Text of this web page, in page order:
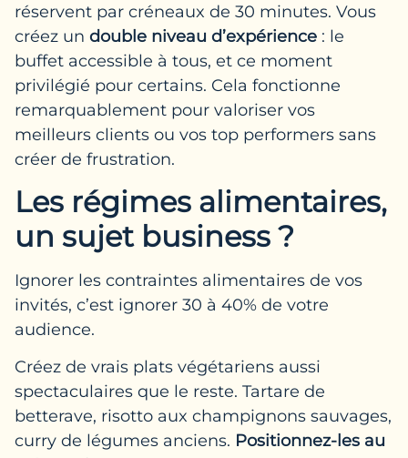
réservent par créneaux de 30 minutes. Vous
créez un double niveau d’expérience : le
buffet accessible à tous, et ce moment
privilégié pour certains. Cela fonctionne
remarquablement pour valoriser vos
meilleurs clients ou vos top performers sans
créer de frustration.
Les régimes alimentaires,
un sujet business ?
Ignorer les contraintes alimentaires de vos
invités, c’est ignorer 30 à 40% de votre
audience.
Créez de vrais plats végétariens aussi
spectaculaires que le reste. Tartare de
betterave, risotto aux champignons sauvages,
curry de légumes anciens. Positionnez-les au